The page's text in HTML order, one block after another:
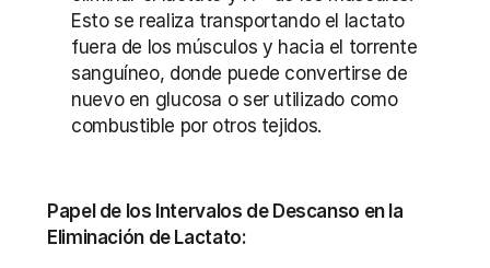
Esto se realiza transportando el lactato
fuera de los músculos y hacia el torrente
sanguíneo, donde puede convertirse de
nuevo en glucosa o ser utilizado como
combustible por otros tejidos.
Papel de los Intervalos de Descanso en la
Eliminación de Lactato: